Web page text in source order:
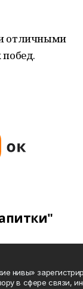
отличными
нивы»
в сфере связи,